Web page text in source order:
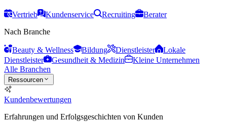
Vertrieb Kundenservice Recruiting
Berater
Nach Branche
Beauty & Wellness Bildung Dienstleister
Lokale
Dienstleister
Gesundheit & Medizin
Kleine Unternehmen
Alle Branchen
Ressourcen
Kundenbewertungen
Erfahrungen und Erfolgsgeschichten von Kunden